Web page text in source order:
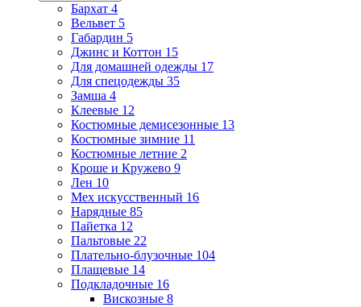
Бархат 4
Вельвет 5
Габардин 5
Джинс и Коттон 15
Для домашней одежды 17
Для спецодежды 35
Замша 4
Клеевые 12
Костюмные демисезонные 13
Костюмные зимние 11
Костюмные летние 2
Кроше и Кружево 9
Лен 10
Мех искусственный 16
Нарядные 85
Пайетка 12
Пальтовые 22
Плательно-блузочные 104
Плащевые 14
Подкладочные 16
Вискозные 8